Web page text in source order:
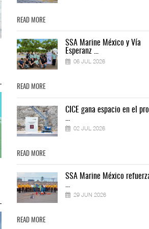
Cruceros crecen en Caribe
mientras bajan ferr ...
04 AGO 2026
Corredor del Istmo destraba ramal
ferroviario ...
04 AGO 2026
READ MORE
SSA Marine México y Vía
Esperanz ...
06 JUL 2026
READ MORE
CICE gana espacio en el
02 JUL 2026
READ MORE
SSA Marine México
...
29 JUN 2026
READ MORE